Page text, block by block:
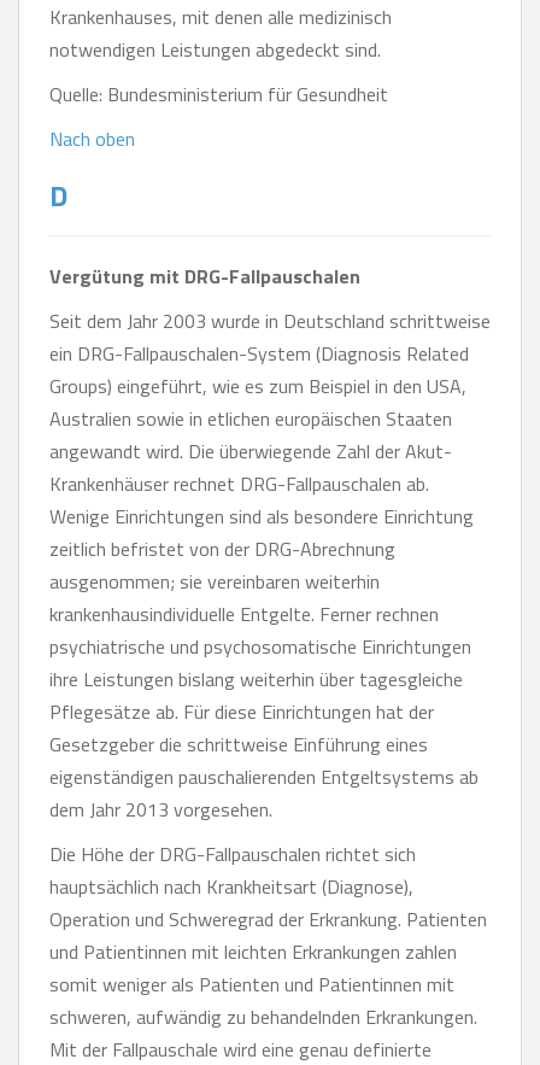
Krankenhauses, mit denen alle medizinisch
notwendigen Leistungen abgedeckt sind.
Quelle: Bundesministerium für Gesundheit
Nach oben
D
Vergütung mit DRG-Fallpauschalen
Seit dem Jahr 2003 wurde in Deutschland schrittweise
ein DRG-Fallpauschalen-System (Diagnosis Related
Groups) eingeführt, wie es zum Beispiel in den USA,
Australien sowie in etlichen europäischen Staaten
angewandt wird. Die überwiegende Zahl der Akut-
Krankenhäuser rechnet DRG-Fallpauschalen ab.
Wenige Einrichtungen sind als besondere Einrichtung
zeitlich befristet von der DRG-Abrechnung
ausgenommen; sie vereinbaren weiterhin
krankenhausindividuelle Entgelte. Ferner rechnen
psychiatrische und psychosomatische Einrichtungen
ihre Leistungen bislang weiterhin über tagesgleiche
Pflegesätze ab. Für diese Einrichtungen hat der
Gesetzgeber die schrittweise Einführung eines
eigenständigen pauschalierenden Entgeltsystems ab
dem Jahr 2013 vorgesehen.
Die Höhe der DRG-Fallpauschalen richtet sich
hauptsächlich nach Krankheitsart (Diagnose),
Operation und Schweregrad der Erkrankung. Patienten
und Patientinnen mit leichten Erkrankungen zahlen
somit weniger als Patienten und Patientinnen mit
schweren, aufwändig zu behandelnden Erkrankungen.
Mit der Fallpauschale wird eine genau definierte